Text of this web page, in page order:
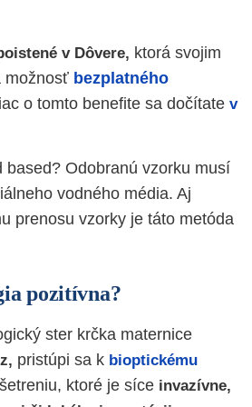
v Dôvere, ktorá svojim
možnosť bezplatného
o tomto benefite sa dočítate v
based? Odobranú vzorku musí
vodného média. Aj
prenosu vzorky je táto metóda
pozitívna?
ster krčka maternice
pristúpi sa k bioptickému
ktoré je síce invazívne,